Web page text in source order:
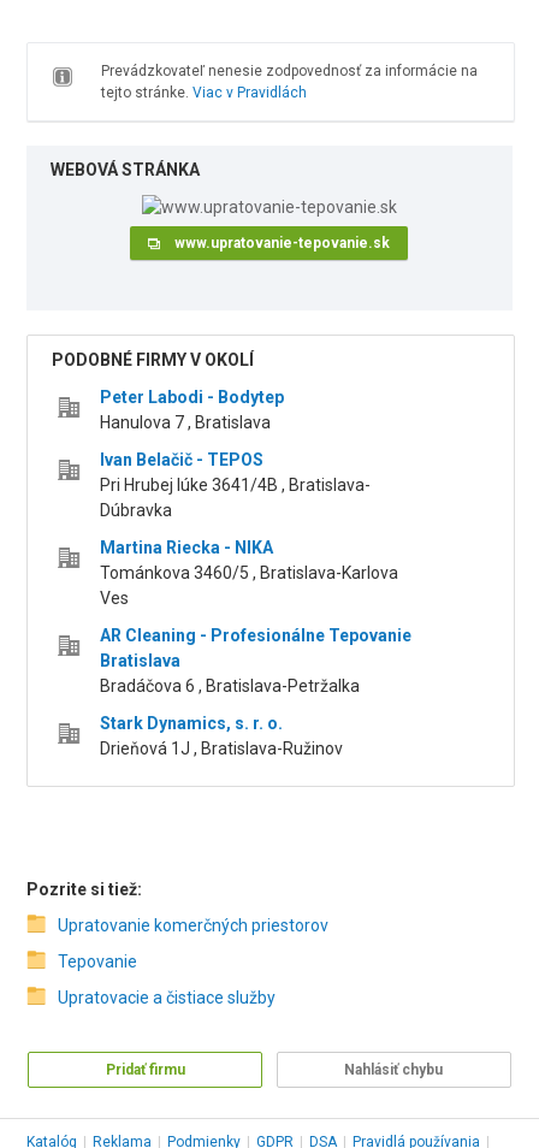
Prevádzkovateľ nenesie zodpovednosť za informácie na
tejto stránke. Viac v Pravidlách
WEBOVÁ STRÁNKA
www.upratovanie-tepovanie.sk
PODOBNÉ FIRMY V OKOLÍ
Peter Labodi - Bodytep
Hanulova 7 , Bratislava
Ivan Belačič - TEPOS
Pri Hrubej lúke 3641/4B , Bratislava-
Dúbravka
Martina Riecka - NIKA
Tománkova 3460/5 , Bratislava-Karlova
Ves
AR Cleaning - Profesionálne Tepovanie
Bratislava
Bradáčova 6 , Bratislava-Petržalka
Stark Dynamics, s. r. o.
Drieňová 1J , Bratislava-Ružinov
Pozrite si tiež:
Upratovanie komerčných priestorov
Tepovanie
Upratovacie a čistiace služby
Pridať firmu Nahlásiť chybu
Katalóg Reklama Podmienky GDPR DSA Pravidlá používania